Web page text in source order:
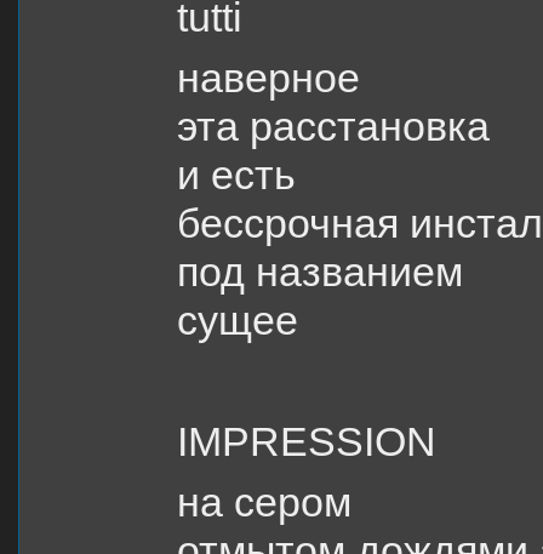
tutti
наверное
эта расстановка
и есть
бессрочная
под названием
сущее
IMPRESSION
на сером